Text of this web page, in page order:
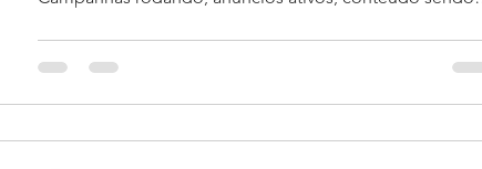
pouca qualidade, baixo interesse e dificuldade para
converter. Esse cenário revela um problema estrutural.